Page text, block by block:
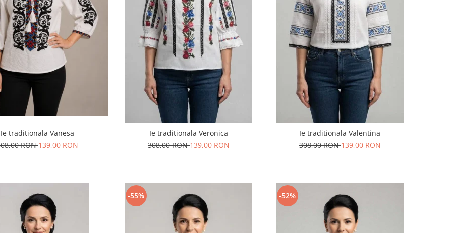
Ie traditionala Vanesa
RON139,00 RON
Ie traditionala Veronica
308,00 RON139,00 RON
Ie traditionala Valentina
308,00 RON139,00 RON
-55% -52%